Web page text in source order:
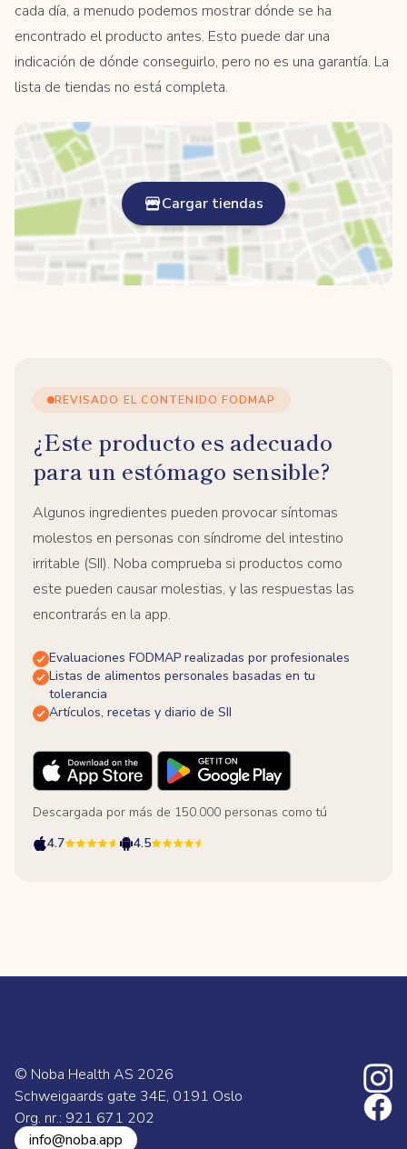
cada día, a menudo podemos mostrar dónde se ha
encontrado el producto antes. Esto puede dar una
indicación de dónde conseguirlo, pero no es una garantía. La
lista de tiendas no está completa.
Cargar tiendas
REVISADO EL CONTENIDO FODMAP
¿Este producto es adecuado
para un estómago sensible?
Algunos ingredientes pueden provocar síntomas
molestos en personas con síndrome del intestino
irritable (SII). Noba comprueba si productos como
este pueden causar molestias, y las respuestas las
encontrarás en la app.
Evaluaciones FODMAP realizadas por profesionales
Listas de alimentos personales basadas en tu
tolerancia
Artículos, recetas y diario de SII
Descargada por más de 150.000 personas como tú
4.7
4.5
© Noba Health AS 2026
Schweigaards gate 34E, 0191 Oslo
Org. nr.: 921 671 202
info@noba.app